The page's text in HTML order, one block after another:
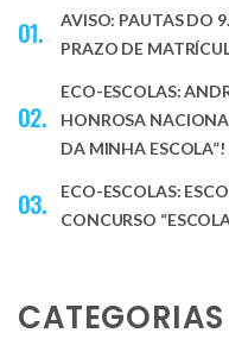
AVISO: PAUTAS DO
PRAZO DE
ECO-ESCOLAS:
HONROSA
DA MINHA ESCOLA”!
ECO-ESCOLAS:
CONCURSO
CATEGORIAS